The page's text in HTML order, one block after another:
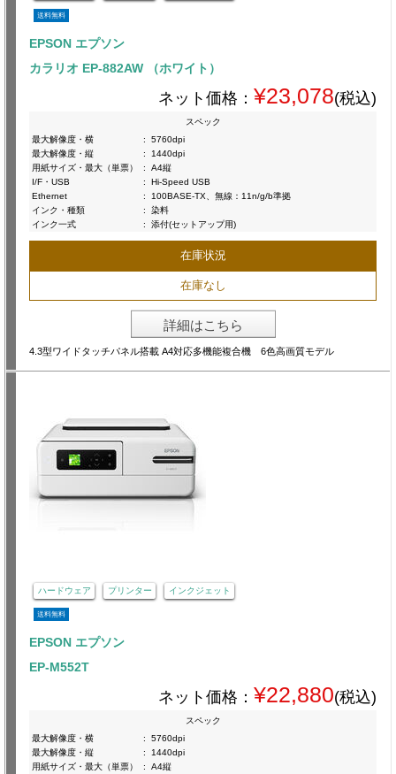
送料無料
EPSON エプソン
カラリオ EP-882AW （ホワイト）
ネット価格： ¥23,078(税込)
スペック
最大解像度・横
:
5760dpi
最大解像度・縦
:
1440dpi
用紙サイズ・最大（単票）
:
A4縦
I/F・USB
:
Hi-Speed USB
Ethernet
:
100BASE-TX、無線：11n/g/b準拠
インク・種類
:
染料
インク一式
: 添付(セットアップ用)
在庫状況
在庫なし
詳細はこちら
4.3型ワイドタッチパネル搭載 A4対応多機能複合機 6色高画質モデル
ハードウェア プリンター インクジェット
送料無料
EPSON エプソン
EP-M552T
ネット価格： ¥22,880(税込)
スペック
最大解像度・横
:
5760dpi
最大解像度・縦
:
1440dpi
用紙サイズ・最大（単票）
:
A4縦